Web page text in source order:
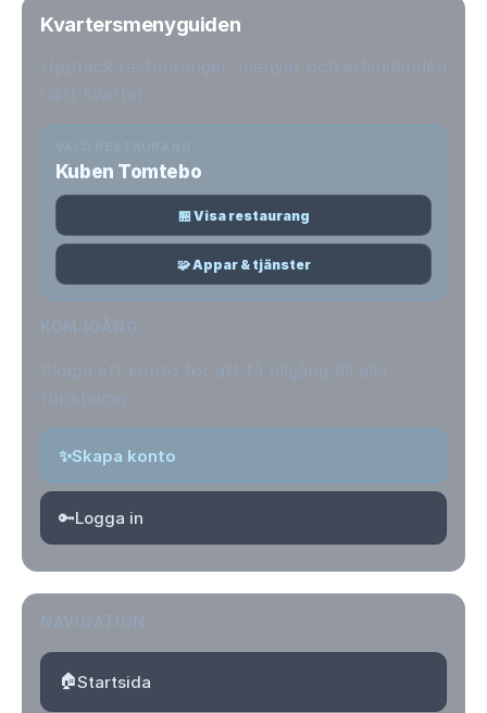
Kvartersmenyguiden
Kuben Tomtebo
🏪 Visa restaurang
🧩 Appar & tjänster
✨Skapa konto
🔑Logga in
🏠Startsida